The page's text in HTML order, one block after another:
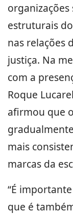
organizações
estruturais
nas relações
justiça. Na
com a
Roque
afirmou que
mais
marcas da
“É
que é